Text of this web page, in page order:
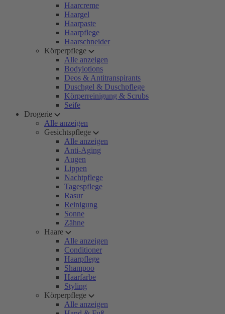
Haarcreme
Haargel
Haarpaste
Haarpflege
Haarschneider
Körperpflege
Alle anzeigen
Bodylotions
Deos & Antitranspirants
Duschgel & Duschpflege
Körperreinigung & Scrubs
Seife
Drogerie
Alle anzeigen
Gesichtspflege
Alle anzeigen
Anti-Aging
Augen
Lippen
Nachtpflege
Tagespflege
Rasur
Reinigung
Sonne
Zähne
Haare
Alle anzeigen
Conditioner
Haarpflege
Shampoo
Haarfarbe
Styling
Körperpflege
Alle anzeigen